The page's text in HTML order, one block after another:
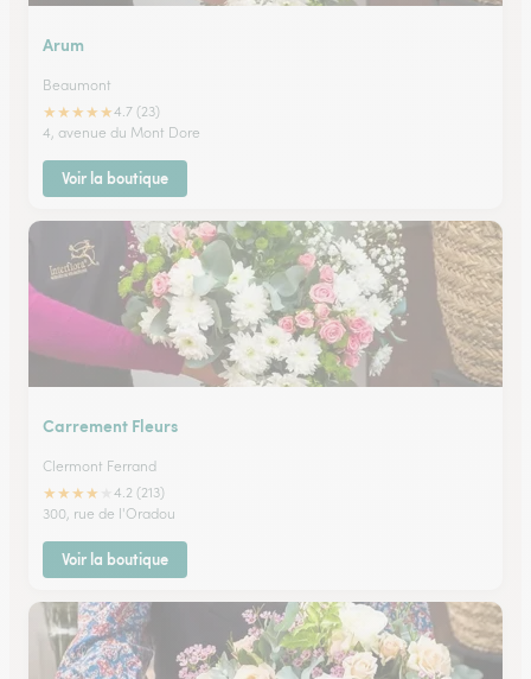
Arum
Beaumont
★★★★★4.7 (23)
4, avenue du Mont Dore
Voir la boutique
Carrement Fleurs
Clermont Ferrand
★★★★
4.2 (213)
300, rue de l'Oradou
Voir la boutique